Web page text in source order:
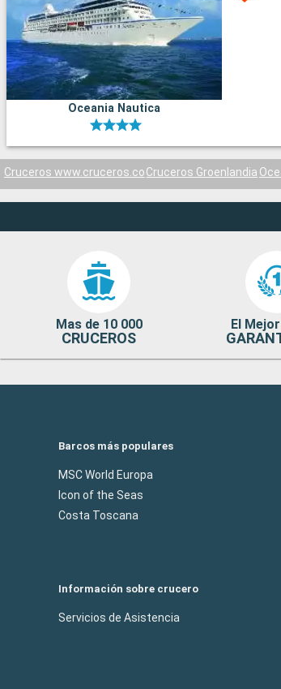
Oceania Nautica
Cruceros www.cruceros.coCruceros Groenlandia
Mas de 10 000
CRUCEROS
El
Barcos más populares
MSC World Europa
Icon of the Seas
Costa Toscana
Información sobre crucero
Servicios de Asistencia